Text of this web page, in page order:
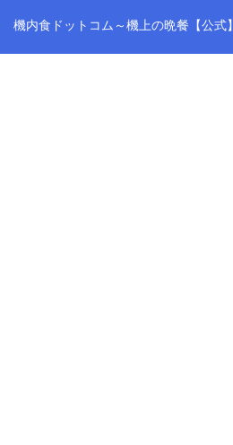
機内食ドットコム～機上の晩餐【公式】